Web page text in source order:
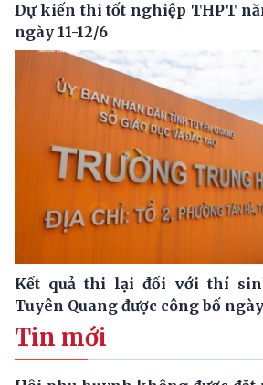
Dự kiến thi tốt nghiệp THPT
ngày 11-12/6
Kết quả thi lại đối với thí
Tuyên Quang được công bố
Tin mới